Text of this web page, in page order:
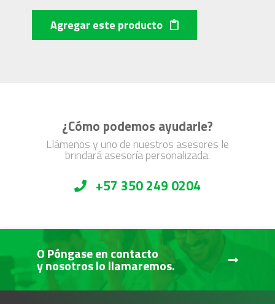
Agregar este producto
¿Cómo podemos ayudarle?
Llámenos y uno de nuestros asesores le
brindará asesoría personalizada.
+57 350 249 0204
O Póngase en contacto
y nosotros lo llamaremos.